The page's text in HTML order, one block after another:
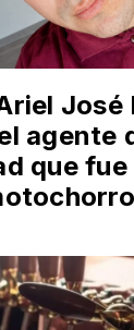
José
agente
que